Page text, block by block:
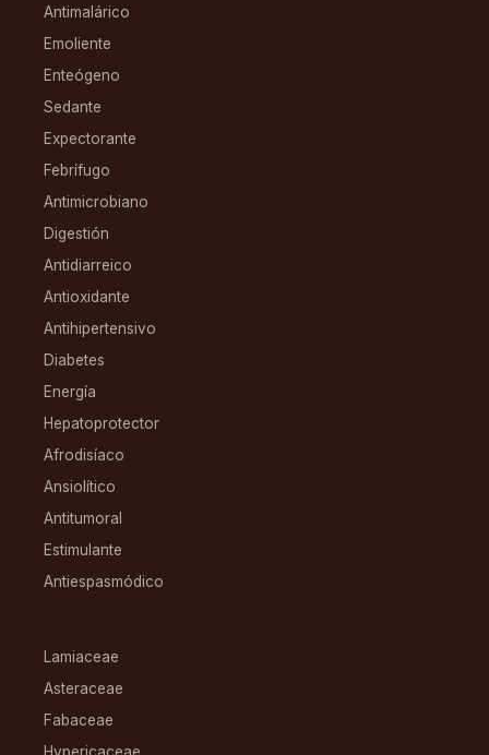
Antimalárico
Emoliente
Enteógeno
Sedante
Expectorante
Febrífugo
Antimicrobiano
Digestión
Antidiarreico
Antioxidante
Antihipertensivo
Diabetes
Energía
Hepatoprotector
Afrodisíaco
Ansiolítico
Antitumoral
Estimulante
Antiespasmódico
Lamiaceae
Asteraceae
Fabaceae
Hypericaceae